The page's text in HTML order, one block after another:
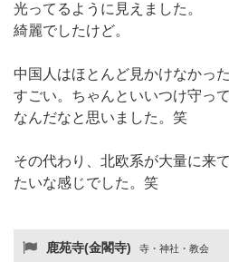
光ってるように見えました。
綺麗でしたけど。
中国人はほとんど見かけなかった
すごい。ちゃんといいつけ守っ
なんだなと思いました。笑
その代わり、北欧系が大量に来
たいな感じでした。笑
鹿苑寺(金閣寺) 寺・神社・教会